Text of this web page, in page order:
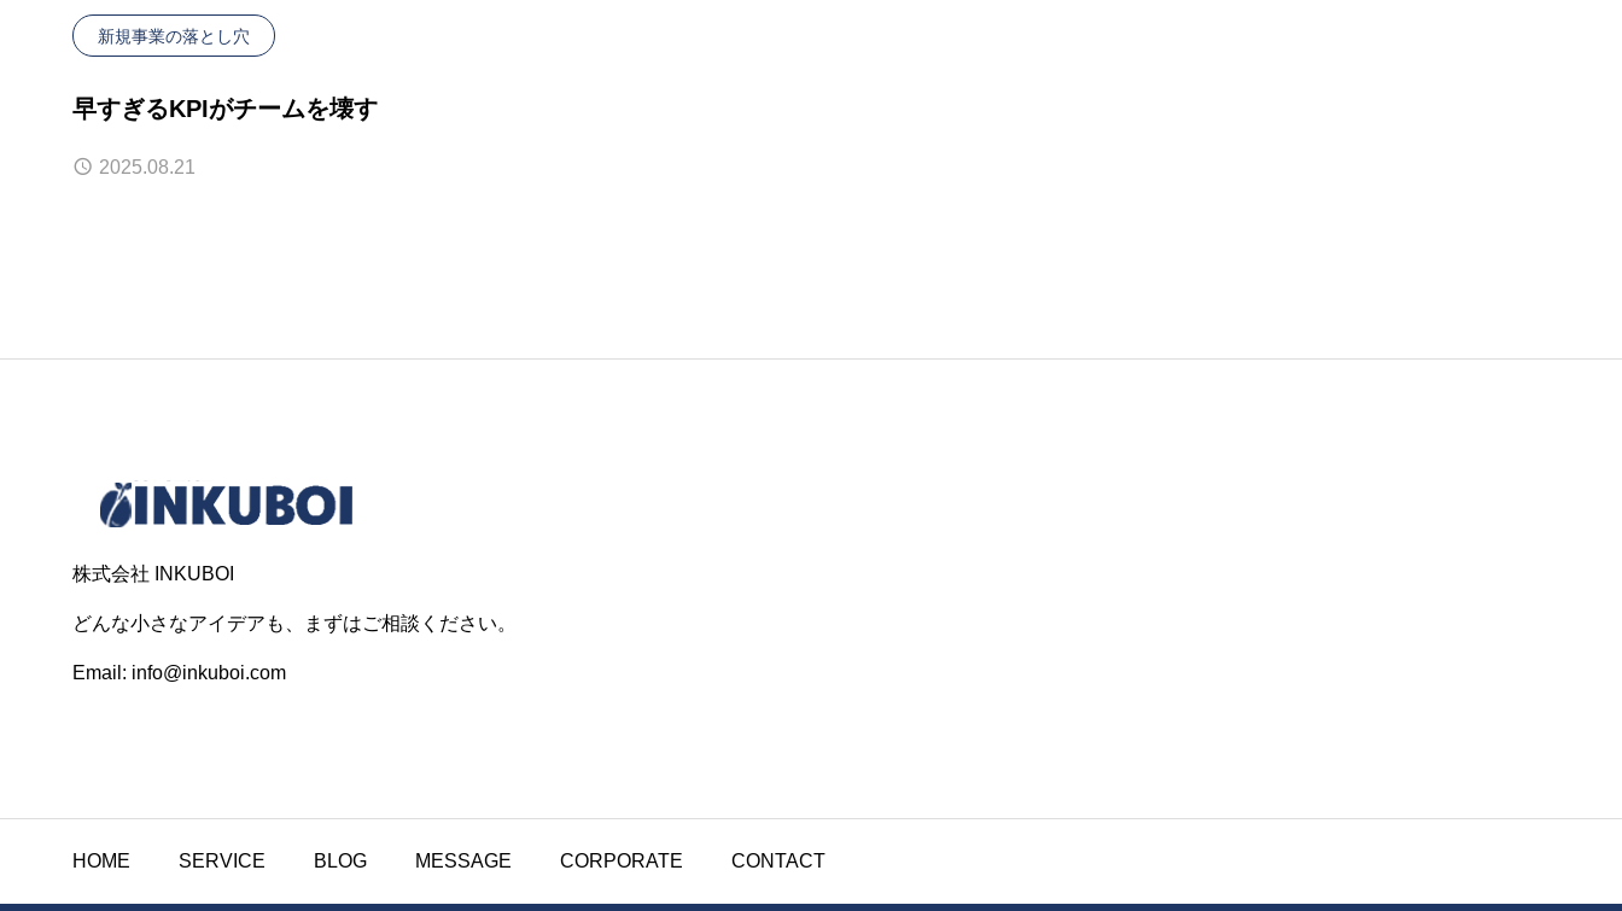
新規事業の落とし穴
早すぎるKPIがチームを壊す
2025.08.21
株式会社 INKUBOI
どんな小さなアイデアも、まずはご相談ください。
Email: info@inkuboi.com
HOME SERVICE BLOG MESSAGE CORPORATE CONTACT